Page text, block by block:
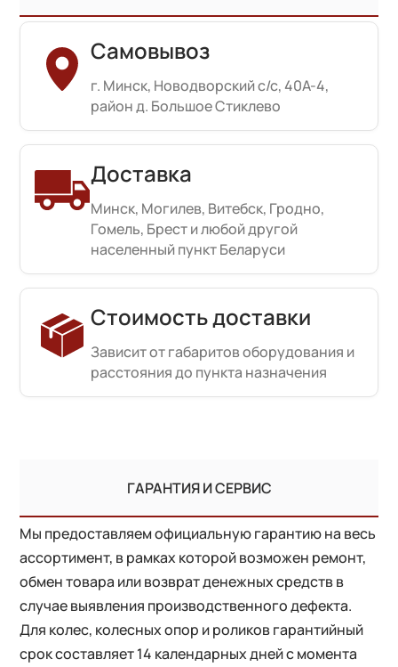
Самовывоз
г. Минск, Новодворский с/с, 40А-4,
район д. Большое Стиклево
Доставка
Минск, Могилев, Витебск, Гродно,
Гомель, Брест и любой другой
населенный пункт Беларуси
Стоимость доставки
Зависит от габаритов оборудования и
расстояния до пункта назначения
ГАРАНТИЯ И СЕРВИС
Мы предоставляем официальную гарантию на весь
ассортимент, в рамках которой возможен ремонт,
обмен товара или возврат денежных средств в
случае выявления производственного дефекта.
Для колес, колесных опор и роликов гарантийный
срок составляет 14 календарных дней с момента